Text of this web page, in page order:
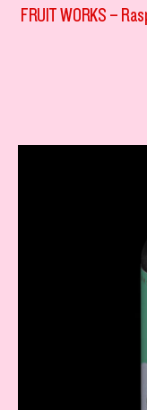
FRUIT WORKS –